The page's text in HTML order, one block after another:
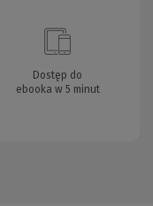
Dostęp do
ebooka w 5 minut